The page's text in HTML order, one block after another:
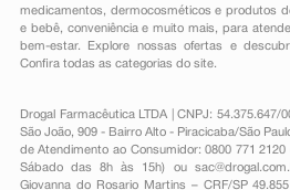
medicamentos , dermocosméticos e produtos
e bebê, conveniênciae muito mais, para
bem-estar. Explore nossas ofertas e
Confira todas as categorias do site.
Drogal Farmacêutica LTDA | CNPJ: 54.375.647/
São João, 909 - Bairro Alto - Piracicaba/São
de Atendimento ao Consumidor: 0800 771
Sábado das 8h às 15h) ou
Giovanna do Rosario Martins – CRF/SP